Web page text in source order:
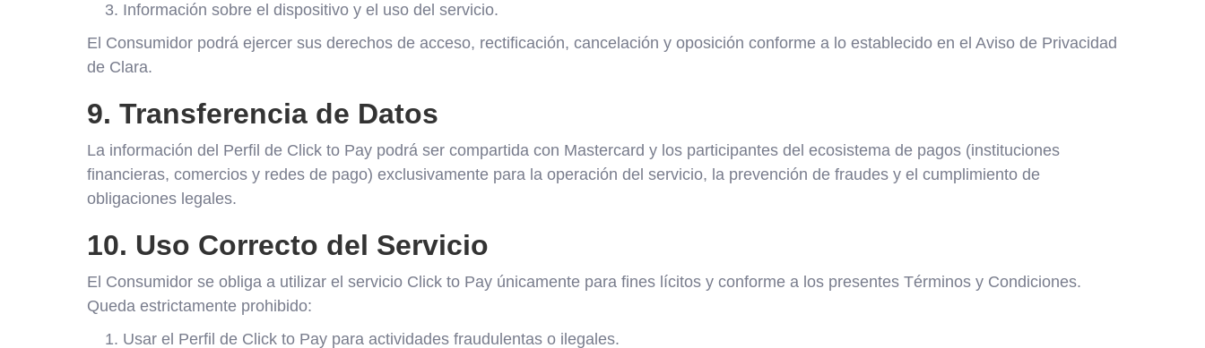
Información sobre el dispositivo y el uso del servicio.
El Consumidor podrá ejercer sus derechos de acceso, rectificación, cancelación y oposición conforme a lo establecido en el Aviso de Privacidad
de Clara.
9. Transferencia de Datos
La información del Perfil de Click to Pay podrá ser compartida con Mastercard y los participantes del ecosistema de pagos (instituciones
financieras, comercios y redes de pago) exclusivamente para la operación del servicio, la prevención de fraudes y el cumplimiento de
obligaciones legales.
10. Uso Correcto del Servicio
El Consumidor se obliga a utilizar el servicio Click to Pay únicamente para fines lícitos y conforme a los presentes Términos y Condiciones.
Queda estrictamente prohibido:
Usar el Perfil de Click to Pay para actividades fraudulentas o ilegales.